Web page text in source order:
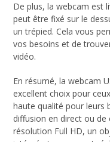
De plus, la webcam est
peut être fixé sur le
un trépied. Cela vous
vos besoins et de
vidéo.
En résumé, la webcam
excellent choix pour
haute qualité pour leurs
diffusion en direct ou
résolution Full HD, un